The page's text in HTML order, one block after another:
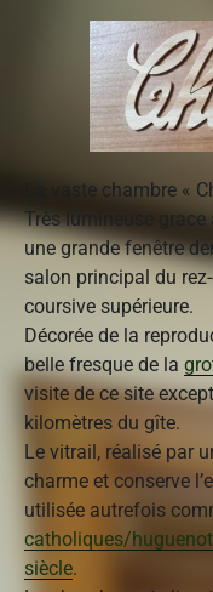
La vaste chambre «
Très lumineuse grace
une grande fenêtre
salon principal du
coursive supérieure.
Décorée de la
belle fresque de la
visite de ce site
kilomètres du gîte.
Le vitrail, réalisé par
charme et conserve
utilisée autrefois
catholiques/
siècle.